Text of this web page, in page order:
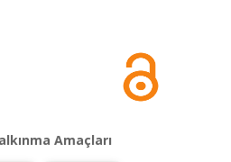
Amaçları